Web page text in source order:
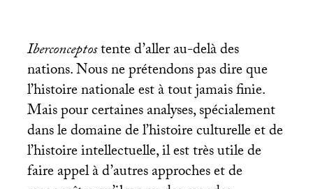
Iberconceptostente d’aller au-delà des
nations. Nous ne prétendons pas dire que
l’histoire nationale est à tout jamais finie.
Mais pour certaines analyses, spécialement
dans le domaine de l’histoire culturelle et de
l’histoire intellectuelle, il est très utile de
faire appel à d’autres approches et de